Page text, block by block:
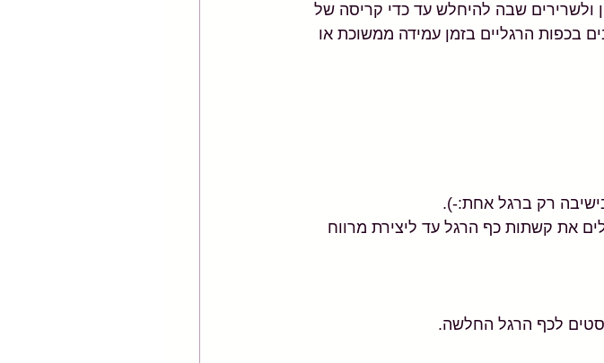
ולשרירים שבה להיחלש עד כדי קריסה של
בכפות הרגליים בזמן עמידה ממשוכת או
רק ברגל אחת:-).
את קשתות כף הרגל עד ליצירת מרווח